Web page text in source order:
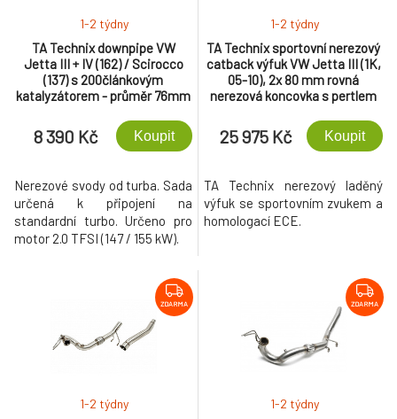
TA Technix downpipe VW
Jetta III + IV (162) / Scirocco
(137) s 200článkovým
katalyzátorem - průměr 76mm
1-2 týdny
8 390 Kč Koupit
Nerezové svody od turba. Sada
určená k připojení na
standardní turbo. Určeno pro
motor 2.0 TFSI (147 / 155 kW).
TA Technix sportovní nerezový
catback výfuk VW Jetta III (1K,
05-10), 2x 80 mm rovná
nerezová koncovka s pertlem
1-2 týdny
25 975 Kč Koupit
TA Technix nerezový laděný
výfuk se sportovním zvukem a
homologací ECE.
ZDARMA
1-2 týdny
ZDARMA
1-2 týdny